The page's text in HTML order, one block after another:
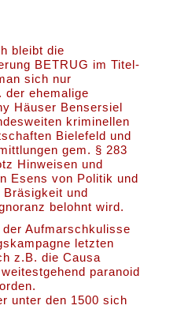
bleibt die
BETRUG im Titel-
sich nur
der ehemalige
Häuser Bensersiel
kriminellen
Bielefeld und
gem. § 283
Hinweisen und
Esens von Politik und
und
belohnt wird.
Aufmarschkulisse
letzten
z.B. die Causa
paranoid
unter den 1500 sich